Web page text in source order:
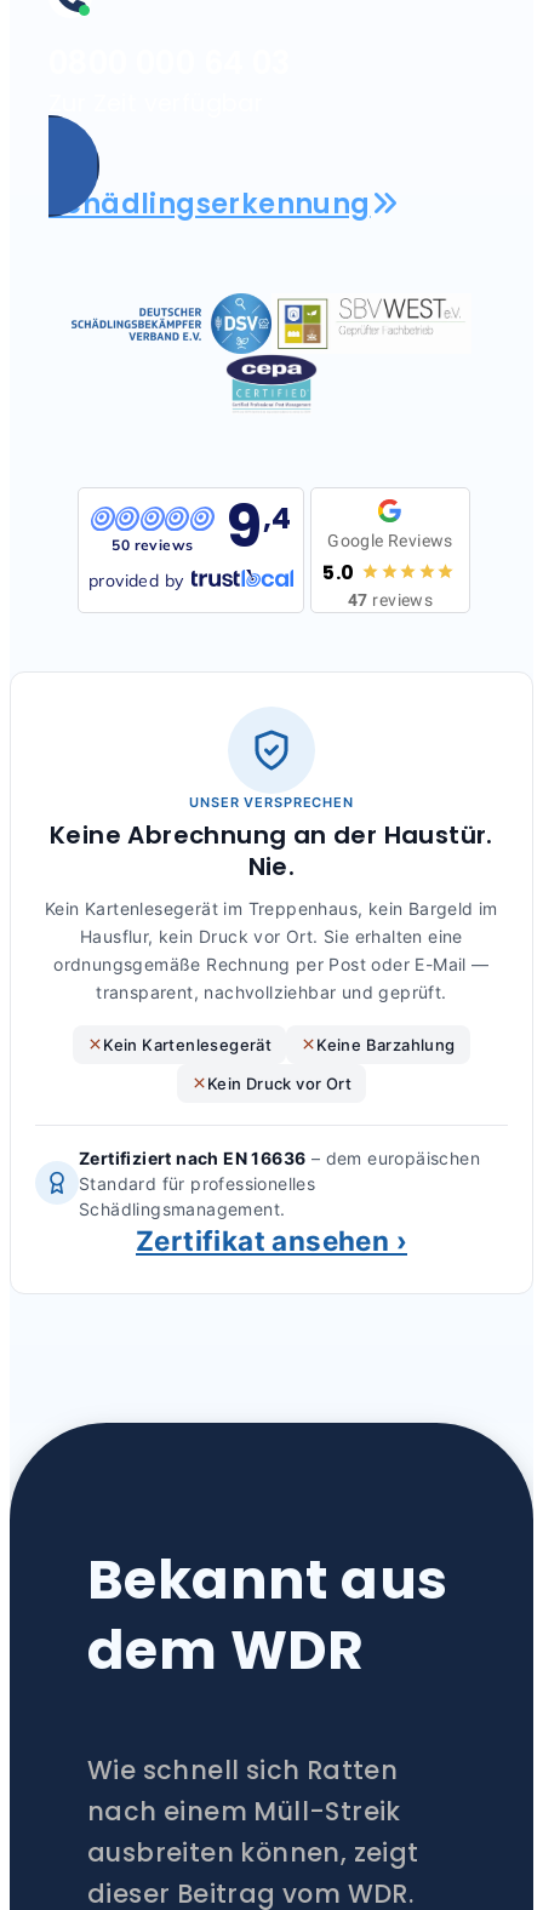
Schädlingserkennung
50 reviews 9,4
provided by
Google Reviews
5.0
47 reviews
UNSER VERSPRECHEN
Keine Abrechnung an der Haustür.
Nie.
Kein Kartenlesegerät im Treppenhaus, kein Bargeld im
Hausflur, kein Druck vor Ort. Sie erhalten eine
ordnungsgemäße Rechnung per Post oder E-Mail —
transparent, nachvollziehbar und geprüft.
Kein Kartenlesegerät
Keine Barzahlung
Kein Druck vor Ort
Zertifiziert nach EN 16636 – dem europäischen
Standard für professionelles
Schädlingsmanagement.
Zertifikat ansehen ›
Bekannt aus
dem WDR
Wie schnell sich Ratten
nach einem Müll-Streik
ausbreiten können, zeigt
dieser Beitrag vom WDR.